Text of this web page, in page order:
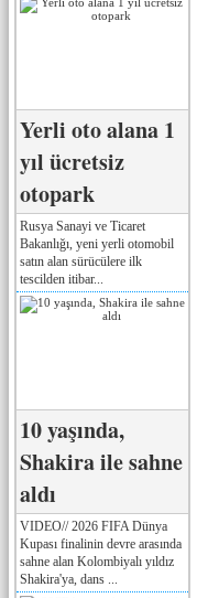
Yerli oto alana 1
yıl ücretsiz
otopark
Rusya Sanayi ve Ticaret
Bakanlığı, yeni yerli otomobil
satın alan sürücülere ilk
tescilden itibar...
10 yaşında,
Shakira ile sahne
aldı
VIDEO// 2026 FIFA Dünya
Kupası finalinin devre arasında
sahne alan Kolombiyalı yıldız
Shakira'ya, dans ...